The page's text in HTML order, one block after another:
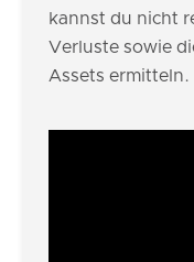
kannst du nicht
Verluste sowie
Assets ermitteln.